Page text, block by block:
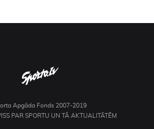
Apgāda Fonds 2007-2019
PAR SPORTU UN TĀ AKTUALITĀTĒM